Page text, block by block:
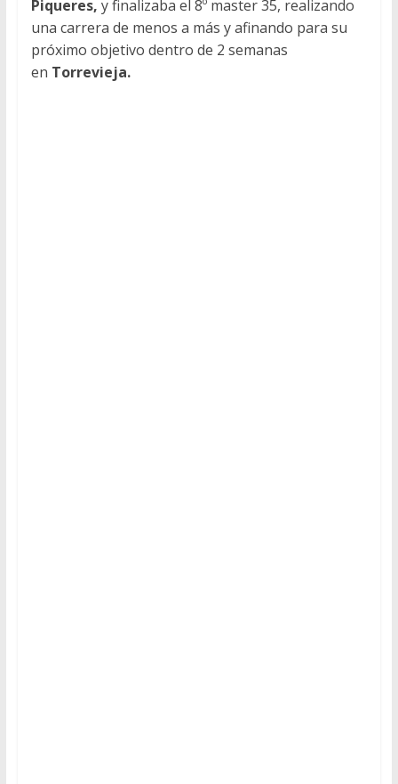
Piqueres, y finalizaba el 8º master 35, realizando
una carrera de menos a más y afinando para su
próximo objetivo dentro de 2 semanas
en Torrevieja.